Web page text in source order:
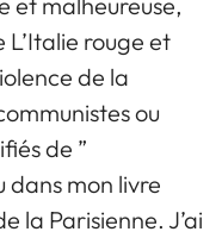
rouge et
de la
ou
de ”
dans mon livre
la Parisienne. J’ai